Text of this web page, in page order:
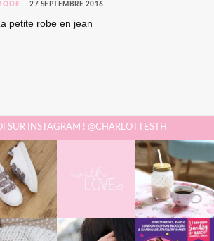
27 SEPTEMBRE 2016
petite robe en jean
SUR INSTAGRAM ! @CHARLOTTESTH